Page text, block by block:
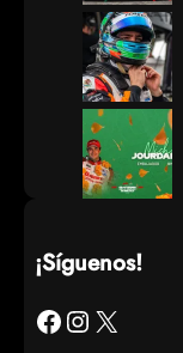
¡Síguenos!
Facebook Instagram X